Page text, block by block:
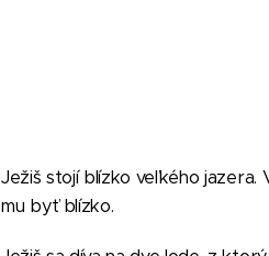
Ježiš stojí blízko veľkého jazera.
mu byť blízko.